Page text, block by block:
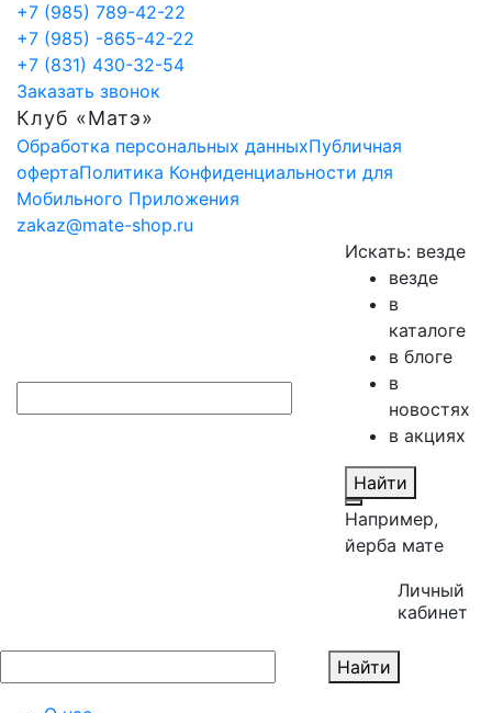
+7 (985) 789-42-22
+7 (985) -865-42-22
+7 (831) 430-32-54
Заказать звонок
Клуб «Матэ»
Обработка персональных данныхПубличная
офертаПолитика Конфиденциальности для
Мобильного Приложения
zakaz@mate-shop.ru
Искать: везде
везде
в
каталоге
в блоге
в
новостях
в акциях
Найти
Например,
йерба мате
Личный
кабинет
Найти